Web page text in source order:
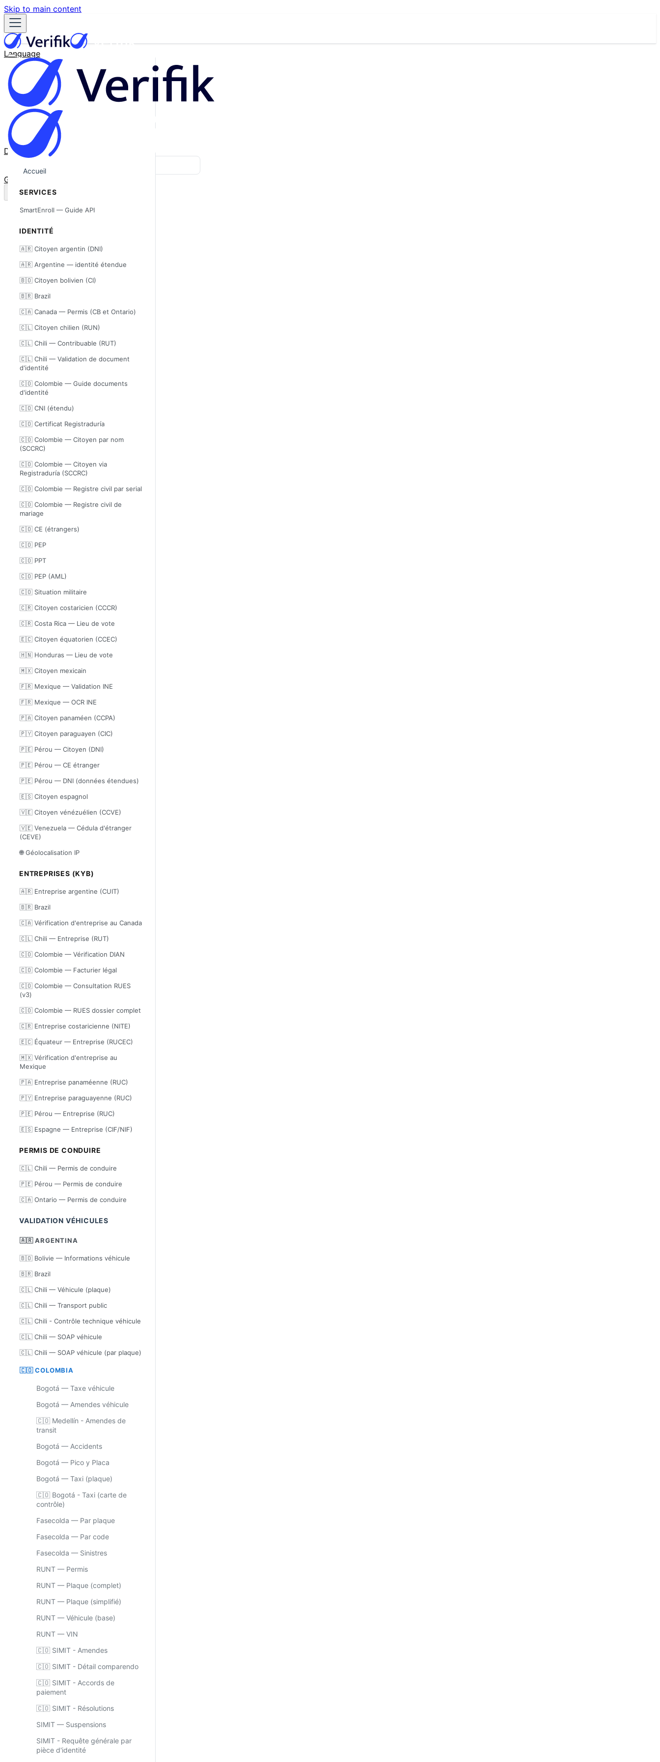
Skip to main content
Language
English
Español
Français
Português
한국어
日本語
中文
Docs
GitHub
Accueil
SERVICES
SmartEnroll — Guide API
IDENTITÉ
🇦🇷 Citoyen argentin (DNI)
🇦🇷 Argentine — identité étendue
🇧🇴 Citoyen bolivien (CI)
🇧🇷 Brazil
🇨🇦 Canada — Permis (CB et Ontario)
🇨🇱 Citoyen chilien (RUN)
🇨🇱 Chili — Contribuable (RUT)
🇨🇱 Chili — Validation de document
d'identité
🇨🇴 Colombie — Guide documents
d'identité
🇨🇴 CNI (étendu)
🇨🇴 Certificat Registraduría
🇨🇴 Colombie — Citoyen par nom
(SCCRC)
🇨🇴 Colombie — Citoyen via
Registraduría (SCCRC)
🇨🇴 Colombie — Registre civil par serial
🇨🇴 Colombie — Registre civil de
mariage
🇨🇴 CE (étrangers)
🇨🇴 PEP
🇨🇴 PPT
🇨🇴 PEP (AML)
🇨🇴 Situation militaire
🇨🇷 Citoyen costaricien (CCCR)
🇨🇷 Costa Rica — Lieu de vote
🇪🇨 Citoyen équatorien (CCEC)
🇭🇳 Honduras — Lieu de vote
🇲🇽 Citoyen mexicain
🇫🇷 Mexique — Validation INE
🇫🇷 Mexique — OCR INE
🇵🇦 Citoyen panaméen (CCPA)
🇵🇾 Citoyen paraguayen (CIC)
🇵🇪 Pérou — Citoyen (DNI)
🇵🇪 Pérou — CE étranger
🇵🇪 Pérou — DNI (données étendues)
🇪🇸 Citoyen espagnol
🇻🇪 Citoyen vénézuélien (CCVE)
🇻🇪 Venezuela — Cédula d'étranger
(CEVE)
🌐 Géolocalisation IP
ENTREPRISES (KYB)
🇦🇷 Entreprise argentine (CUIT)
🇧🇷 Brazil
🇨🇦 Vérification d'entreprise au Canada
🇨🇱 Chili — Entreprise (RUT)
🇨🇴 Colombie — Vérification DIAN
🇨🇴 Colombie — Facturier légal
🇨🇴 Colombie — Consultation RUES
(v3)
🇨🇴 Colombie — RUES dossier complet
🇨🇷 Entreprise costaricienne (NITE)
🇪🇨 Équateur — Entreprise (RUCEC)
🇲🇽 Vérification d'entreprise au
Mexique
🇵🇦 Entreprise panaméenne (RUC)
🇵🇾 Entreprise paraguayenne (RUC)
🇵🇪 Pérou — Entreprise (RUC)
🇪🇸 Espagne — Entreprise (CIF/NIF)
PERMIS DE CONDUIRE
🇨🇱 Chili — Permis de conduire
🇵🇪 Pérou — Permis de conduire
🇨🇦 Ontario — Permis de conduire
VALIDATION VÉHICULES
🇦🇷 ARGENTINA
🇧🇴 Bolivie — Informations véhicule
🇧🇷 Brazil
🇨🇱 Chili — Véhicule (plaque)
🇨🇱 Chili — Transport public
🇨🇱 Chili - Contrôle technique véhicule
🇨🇱 Chili — SOAP véhicule
🇨🇱 Chili — SOAP véhicule (par plaque)
🇨🇴 COLOMBIA
Bogotá — Taxe véhicule
Bogotá — Amendes véhicule
🇨🇴 Medellín - Amendes de
transit
Bogotá — Accidents
Bogotá — Pico y Placa
Bogotá — Taxi (plaque)
🇨🇴 Bogotá - Taxi (carte de
contrôle)
Fasecolda — Par plaque
Fasecolda — Par code
Fasecolda — Sinistres
RUNT — Permis
RUNT — Plaque (complet)
RUNT — Plaque (simplifié)
RUNT — Véhicule (base)
RUNT — VIN
🇨🇴 SIMIT - Amendes
🇨🇴 SIMIT - Détail comparendo
🇨🇴 SIMIT - Accords de
paiement
🇨🇴 SIMIT - Résolutions
SIMIT — Suspensions
SIMIT - Requête générale par
pièce d'identité